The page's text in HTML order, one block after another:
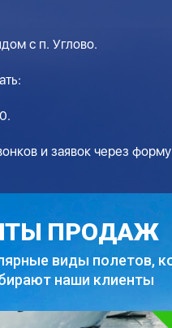
с п. Углово.
и заявок через форму
ПРОДАЖ
виды полетов,
наши клиенты